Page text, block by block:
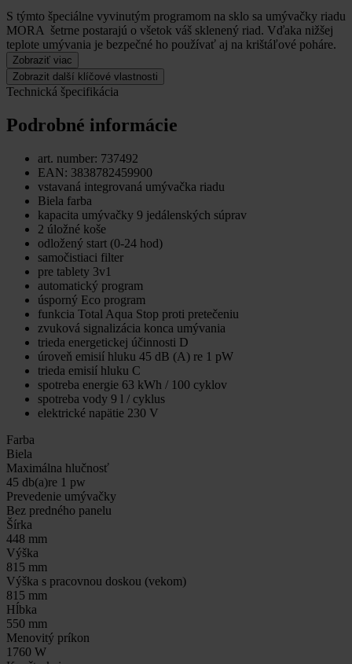
S týmto špeciálne vyvinutým programom na sklo sa umývačky riadu
MORA šetrne postarajú o všetok váš sklenený riad. Vďaka nižšej
teplote umývania je bezpečné ho používať aj na krištáľové poháre.
Zobraziť viac
Zobrazit další klíčové vlastnosti
Technická špecifikácia
Podrobné informácie
art. number: 737492
EAN: 3838782459900
vstavaná integrovaná umývačka riadu
Biela farba
kapacita umývačky 9 jedálenských súprav
2 úložné koše
odložený start (0-24 hod)
samočistiaci filter
pre tablety 3v1
automatický program
úsporný Eco program
funkcia Total Aqua Stop proti pretečeniu
zvuková signalizácia konca umývania
trieda energetickej účinnosti D
úroveň emisií hluku 45 dB (A) re 1 pW
trieda emisií hluku C
spotreba energie 63 kWh / 100 cyklov
spotreba vody 9 l / cyklus
elektrické napätie 230 V
Farba
Biela
Maximálna hlučnosť
45 db(a)re 1 pw
Prevedenie umývačky
Bez predného panelu
Šírka
448 mm
Výška
815 mm
Výška s pracovnou doskou (vekom)
815 mm
Hĺbka
550 mm
Menovitý príkon
1760 W